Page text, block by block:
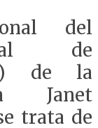
del
de
de la
Janet
trata de